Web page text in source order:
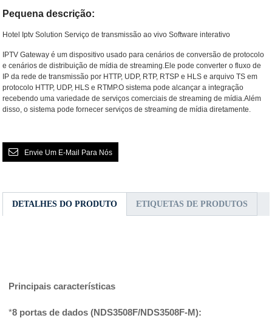
Pequena descrição:
Hotel Iptv Solution Serviço de transmissão ao vivo Software interativo
IPTV Gateway é um dispositivo usado para cenários de conversão de protocolo
e cenários de distribuição de mídia de streaming.Ele pode converter o fluxo de
IP da rede de transmissão por HTTP, UDP, RTP, RTSP e HLS e arquivo TS em
protocolo HTTP, UDP, HLS e RTMP.O sistema pode alcançar a integração
recebendo uma variedade de serviços comerciais de streaming de mídia.Além
disso, o sistema pode fornecer serviços de streaming de mídia diretamente.
Envie Um E-Mail Para Nós
DETALHES DO PRODUTO ETIQUETAS DE PRODUTOS
Principais características
*8 portas de dados (NDS3508F/NDS3508F-M):